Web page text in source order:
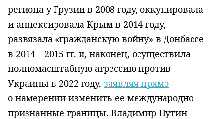
региона у Грузии в 2008 году, оккупировала
и аннексировала Крым в 2014 году,
развязала «гражданскую войну» в Донбассе
в 2014—2015 гг. и, на­конец, осуществила
полномасштабную агрессию против
Украины в 2022 году, заявляя прямо
о намерении изменить ее международно
признанные границы. Владимир Путин